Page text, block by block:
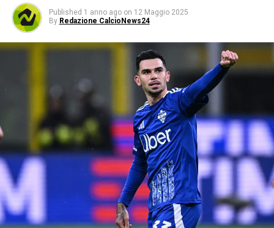
Published 1 anno ago on 12 Maggio 2025
By Redazione CalcioNews24